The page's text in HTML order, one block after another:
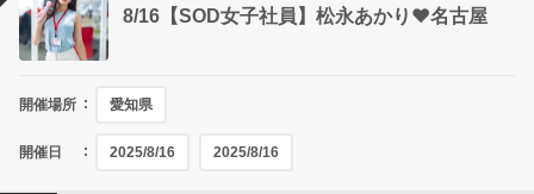
8/16【SOD女子社員】松永あかり❤名古屋
開催場所 愛知県
開催日 2025/8/16 2025/8/16